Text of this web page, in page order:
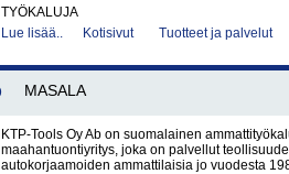
TYÖKALUJA
Lue lisää..
Kotisivut Tuotteet ja palvelut
MASALA
KTP-Tools Oy Ab on suomalainen
maahantuontiyritys, joka on palvellut
autokorjaamoiden ammattilaisia jo vuodesta